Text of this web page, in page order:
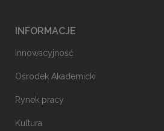
INFORMACJE
Innowacyjność
Ośrodek Akademicki
Rynek pracy
Kultura